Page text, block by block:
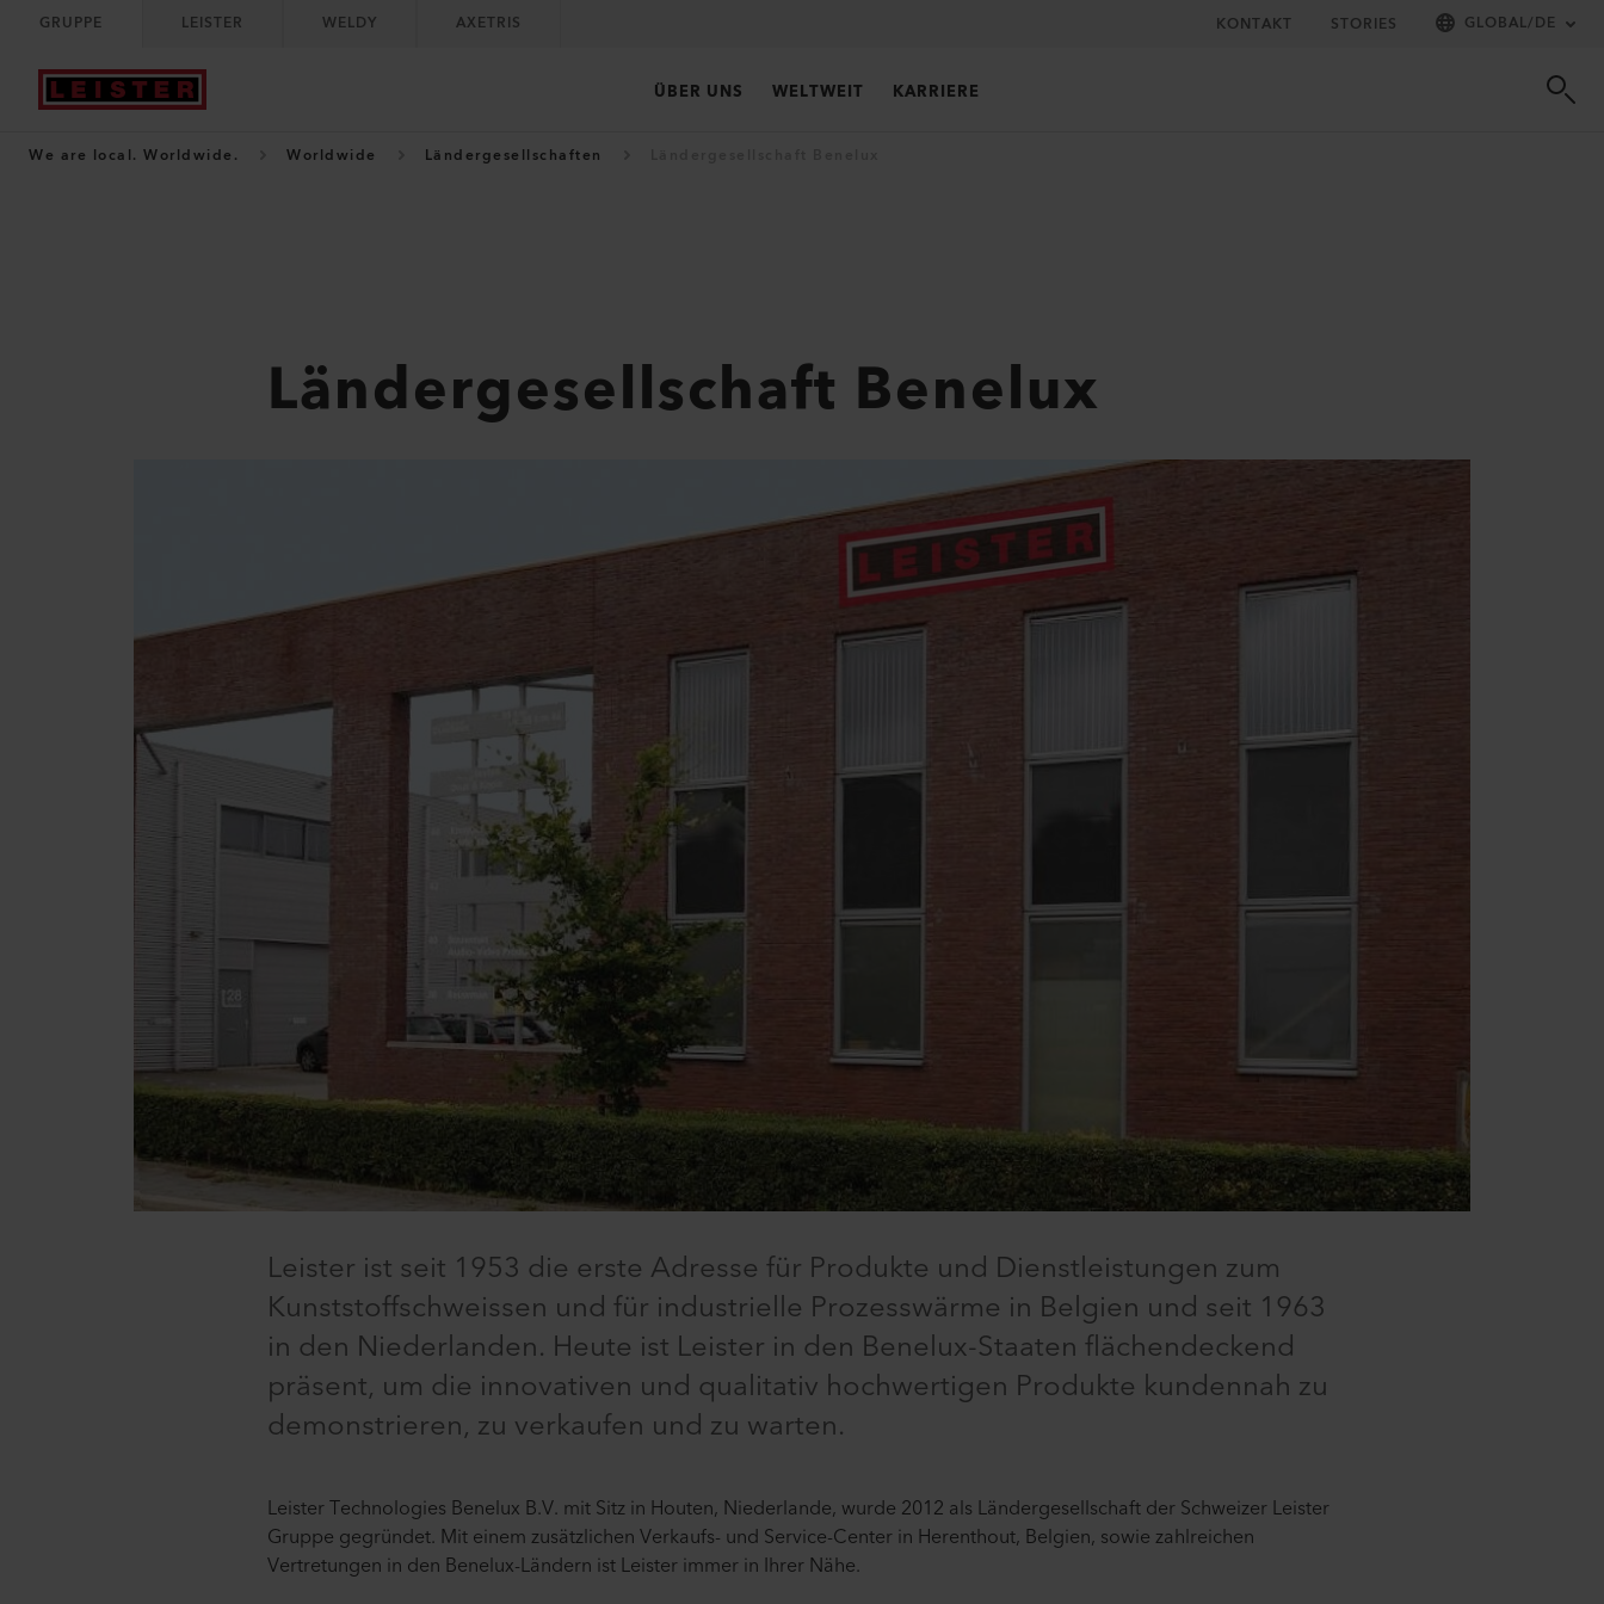
GRUPPE LEISTER WELDY AXETRIS KONTAKT STORIES GLOBAL/DE
ÜBER UNS WELTWEIT KARRIERE
We are local. Worldwide. Worldwide Ländergesellschaften
Ländergesellschaft Benelux
Leister ist seit 1953 die erste Adresse für Produkte und Dienstleistungen zum
Kunststoffschweissen und für industrielle Prozesswärme in Belgien und seit 1963
in den Niederlanden. Heute ist Leister in den Benelux-Staaten flächendeckend
präsent, um die innovativen und qualitativ hochwertigen Produkte kundennah zu
demonstrieren, zu verkaufen und zu warten.
Leister Technologies Benelux B.V. mit Sitz in Houten, Niederlande, wurde 2012 als Ländergesellschaft der Schweizer Leister
Gruppe gegründet. Mit einem zusätzlichen Verkaufs- und Service-Center in Herenthout, Belgien, sowie zahlreichen
Vertretungen in den Benelux-Ländern ist Leister immer in Ihrer Nähe.